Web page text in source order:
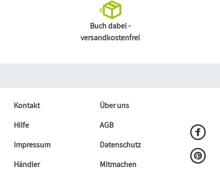
Buch dabei -
versandkostenfrei
Kontakt
Über uns
Hilfe
AGB
Impressum
Datenschutz
Händler
Mitmachen